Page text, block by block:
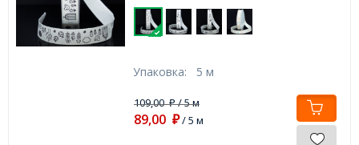
Упаковка: 5 м
109,00₽/ 5 м
89,00 ₽/ 5 м